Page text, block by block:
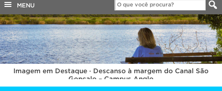
Canais
COBALTO
CONCURSOS
EDITAIS
INTERNACIONAL
OUVIDORIA
PORTARIAS
MENU
Imagem em Destaque · Descanso à margem do Canal São
Gonçalo – Campus Anglo